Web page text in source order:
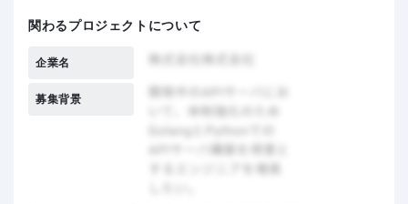
関わるプロジェクトについて
企業名
募集背景